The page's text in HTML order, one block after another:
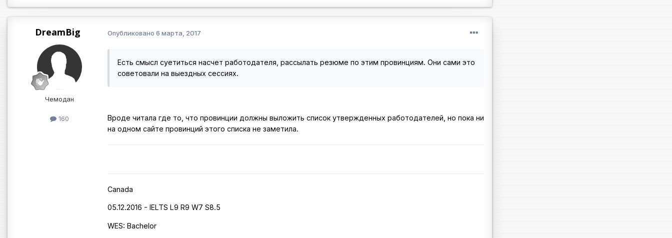
DreamBig
Чемодан
160
Опубликовано 6 марта, 2017
Есть смысл суетиться насчет работодателя, рассылать резюме по этим провинциям. Они сами это
советовали на выездных сессиях.
Вроде читала где то, что провинции должны выложить список утвержденных работодателей, но пока ни
на одном сайте провинций этого списка не заметила.
Сanada
05.12.2016 - IELTS L9 R9 W7 S8.5
WES: Bachelor